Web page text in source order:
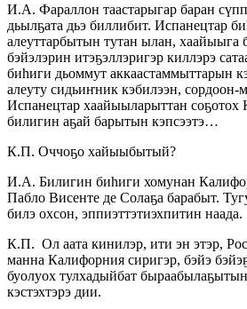
И.А. Фараллон таастарыгар баран
дьылҕата дьэ биллибит. Испанецтар
алеуттарбытын тутан ылан, хаайыыга
бэйэлэрин итэҕэллэригэр киллэрэ
биһиги дьоммут аккаастаммыттарын
алеуту сидьиҥник кэбилээн, сордоон-
Испанецтар хаайыыларыттан соҕотох
билигин аҕай барытын кэпсээтэ…
К.П. Оччоҕо хайыыбытый?
И.А. Билигин биһиги хомунан
Пабло Висенте де Солаҕа барабыт.
билэ охсон, эппиэттэтиэхпитин наада.
К.П. Ол аата кинилэр, ити эн этэр,
манна Калифорния сиригэр, бэйэ
буолуох тулхадыйбат
кэстэхтэрэ дии.